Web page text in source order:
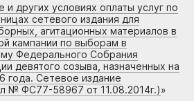
других условиях оплаты услуг по
сетевого издания для
агитационных материалов в
кампании по выборам в
Федерального Собрания
девятого созыва, назначенных на
года. Сетевое издание
№ ФС77-58967 от 11.08.2014г.)»